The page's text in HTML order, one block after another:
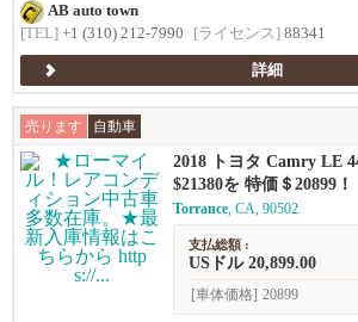
AB auto town
[TEL] +1 (310) 212-7990 [ライセンス] 88341
詳細
売ります 自動車
2018 トヨタ Camry LE
$21380を 特価＄20899！
Torrance, CA, 90502
支払総額 :
USドル 20,899.00
[車体価格] 20899